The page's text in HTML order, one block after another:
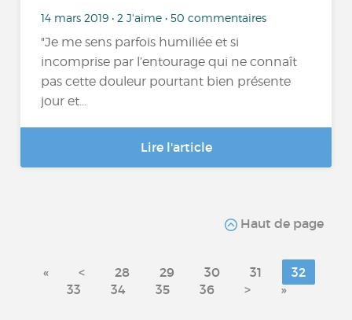
14 mars 2019 • 2 J'aime • 50 commentaires
"Je me sens parfois humiliée et si
incomprise par l’entourage qui ne connaît
pas cette douleur pourtant bien présente
jour et...
Lire l'article
Haut de page
« < 28 29 30 31
32
33
34 35 36 > »